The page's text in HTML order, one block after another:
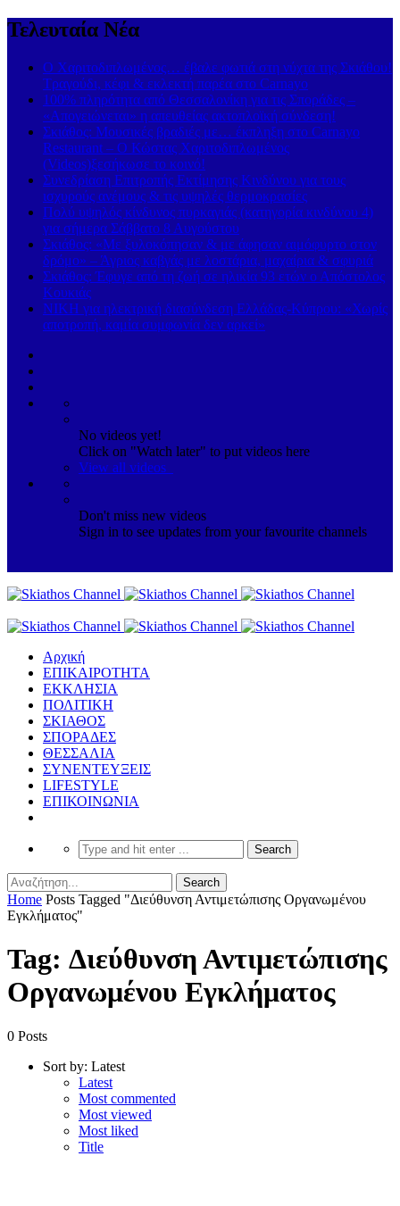
Τελευταία Νέα
Ο Χαριτοδιπλωμένος… έβαλε φωτιά στη νύχτα της Σκιάθου!
Τραγούδι, κέφι & εκλεκτή παρέα στο Carnayo
100% πληρότητα από Θεσσαλονίκη για τις Σποράδες –
«Απογειώνεται» η απευθείας ακτοπλοϊκή σύνδεση!
Σκιάθος: Μουσικές βραδιές με… έκπληξη στο Carnayo
Restaurant – Ο Κώστας Χαριτοδιπλωμένος
(Videos)ξεσήκωσε το κοινό!
Συνεδρίαση Επιτροπής Εκτίμησης Κινδύνου για τους
ισχυρούς ανέμους & τις υψηλές θερμοκρασίες
Πολύ υψηλός κίνδυνος πυρκαγιάς (κατηγορία κινδύνου 4)
για σήμερα Σάββατο 8 Αυγούστου
Σκιάθος: «Με ξυλοκόπησαν & με άφησαν αιμόφυρτο στον
δρόμο» – Άγριος καβγάς με λοστάρια, μαχαίρια & σφυριά
Σκιάθος: Έφυγε από τη ζωή σε ηλικία 93 ετών ο Απόστολος
Κουκιάς
ΝΙΚΗ για ηλεκτρική διασύνδεση Ελλάδας-Κύπρου: «Χωρίς
αποτροπή, καμία συμφωνία δεν αρκεί»
No videos yet!
Click on "Watch later" to put videos here
View all videos
Don't miss new videos
Sign in to see updates from your favourite channels
Αρχική
ΕΠΙΚΑΙΡΟΤΗΤΑ
ΕΚΚΛΗΣΙΑ
ΠΟΛΙΤΙΚΗ
ΣΚΙΑΘΟΣ
ΣΠΟΡΑΔΕΣ
ΘΕΣΣΑΛΙΑ
ΣΥΝΕΝΤΕΥΞΕΙΣ
LIFESTYLE
ΕΠΙΚΟΙΝΩΝΙΑ
Home Posts Tagged "Διεύθυνση Αντιμετώπισης Οργανωμένου
Εγκλήματος"
Tag: Διεύθυνση Αντιμετώπισης
Οργανωμένου Εγκλήματος
0 Posts
Sort by: Latest
Latest
Most commented
Most viewed
Most liked
Title